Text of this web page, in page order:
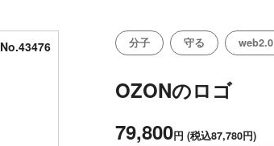
No.43476 分子 守る web2.0
OZONのロゴ
79,800円 (税込87,780円)